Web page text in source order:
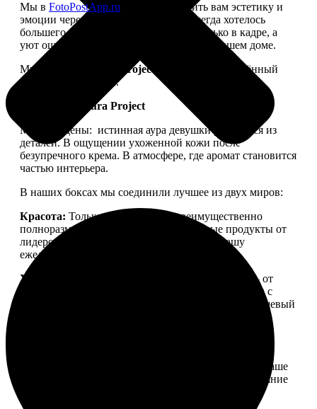
Мы в FotoPostApp.ru привыкли дарить вам эстетику и
эмоции через фотографии. Но нам всегда хотелось
большего — чтобы красота жила не только в кадре, а
уют ощущался не только в ленте, но и в вашем доме.
Мы запускаем
Aura Project
— проект, посвящённый
осознанной красоте.
Философия Aura Project
Мы убеждены: истинная аура девушки рождается из
деталей. В ощущении ухоженной кожи после
безупречного крема. В атмосфере, где аромат становится
частью интерьера.
В наших боксах мы соединили лучшее из двух миров:
Красота: Только качественная, преимущественно
полноразмерная косметика. Проверенные продукты от
лидеров бьюти-рынка, которые войдут в вашу
ежедневную рутину.
Уют:
Детали для дома, создающие настроение — от
свечей для медитации до арома-капсул для стирки с
уникальной парфюмерной молекулой. Тонкий нишевый
себе. Это коллекция продуктов, которые создадут ваше
идеальное настроение и подчеркнут природное сияние